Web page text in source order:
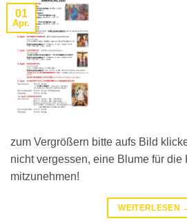
01
Apr.
zum Vergrößern bitte aufs Bild
nicht vergessen, eine Blume für die
mitzunehmen!
WEITERLESEN